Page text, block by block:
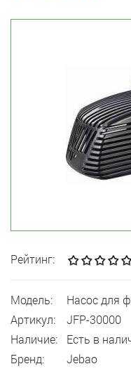
Рейтинг:
Модель:
Насос для
Артикул:
JFP-30000
Наличие:
Есть в
Бренд:
Jebao